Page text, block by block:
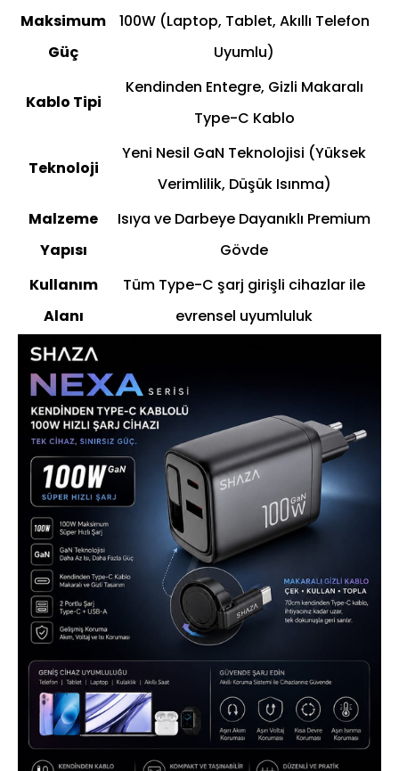
Maksimum
Güç
100W (Laptop, Tablet, Akıllı Telefon
Uyumlu)
Kablo Tipi
Kendinden Entegre, Gizli Makaralı
Type-C Kablo
Teknoloji
Yeni Nesil GaN Teknolojisi (Yüksek
Verimlilik, Düşük Isınma)
Malzeme
Yapısı
Isıya ve Darbeye Dayanıklı Premium
Gövde
Kullanım
Alanı
Tüm Type-C şarj girişli cihazlar ile
evrensel uyumluluk